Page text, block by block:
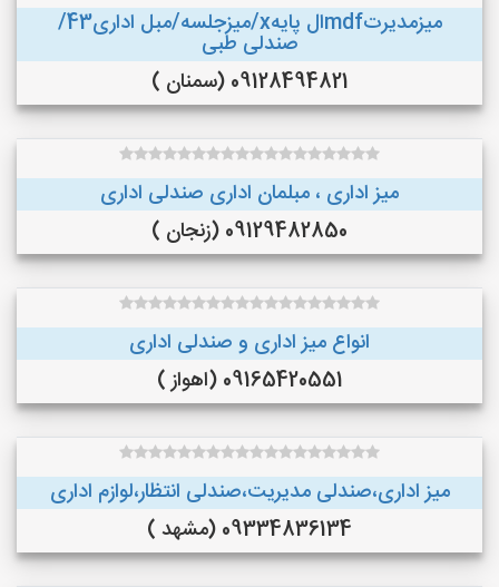
میزمدیرتmdfال پایهx/میزجلسه/مبل اداری43/
صندلی طبی
09128494821 (سمنان )
میز اداری ، مبلمان اداری صندلی اداری
09129482850 (زنجان )
انواع میز اداری و صندلی اداری
09165420551 (اهواز )
میز اداری،صندلی مدیریت،صندلی انتظار،لوازم اداری
09334836134 (مشهد )